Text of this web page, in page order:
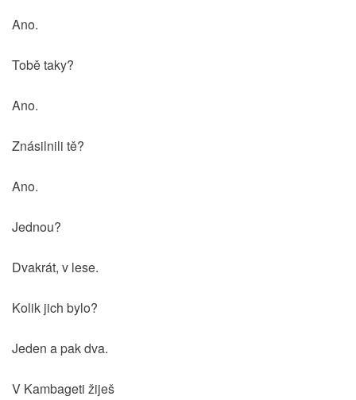
Ano.
Tobě taky?
Ano.
Znásilnili tě?
Ano.
Jednou?
Dvakrát, v lese.
Kolik jich bylo?
Jeden a pak dva.
V Kambageti žiješ